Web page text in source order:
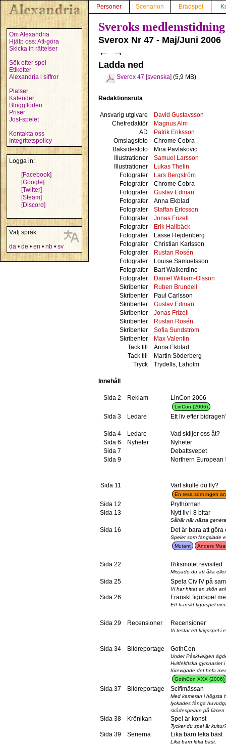
Om Alexandria
Hjälp oss: Att-göra
Skicka in rättelser
Sök efter spel
Etiketter
Alexandria i siffror
Platser
Kalender
Bloggflöden
Priser
Jost-spelet
Kontakta oss
Integritetspolicy
Logga in:
[Facebook]
[Google]
[Twitter]
[Steam]
[Discord]
Välj språk:
da • de • en • nb • sv
Personer Scenarion Brädspel
Sveroks medlemstidning
Sverox Nr 47 - Maj/Juni 2006
← →
Ladda ned
Sverox 47 [svenska] (5,9 MB)
Redaktionsruta
Ansvarig utgivare
David Gustavsson
Chefredaktör
Magnus Alm
AD
Patrik Eriksson
Omslagsfoto
Chrome Cobra
Baksidesfoto
Mira Pavlakovic
Illustrationer
Samuel Larsson
Illustrationer
Lukas Thelin
Fotografer
Lars Bergström
Fotografer
Chrome Cobra
Fotografer
Gustav Edman
Fotografer
Anna Ekblad
Fotografer
Staffan Ericsson
Fotografer
Jonas Frizell
Fotografer
Erik Hallbäck
Fotografer
Lasse Hejdenberg
Fotografer
Christian Karlsson
Fotografer
Rustan Rosén
Fotografer
Louise Samuelsson
Fotografer
Bart Walkerdine
Fotografer
Daniel William-Olsson
Skribenter
Ruben Brundell
Skribenter
Paul Carlsson
Skribenter
Gustav Edman
Skribenter
Jonas Frizell
Skribenter
Rustan Rosén
Skribenter
Sofia Sundström
Skribenter
Max Valentin
Tack till
Anna Ekblad
Tack till
Martin Söderberg
Tryck
Trydells, Laholm
Innehåll
Sida 2 Reklam LinCon 2006
LinCon (2006)
Sida 3 Ledare Ett liv efter
Sida 4 Ledare
Vad skiljer oss åt?
Sida 6
Nyheter
Nyheter
Sida 7
Debattsvepet
Sida 9
Northern European
Sida 11 Vart skulle du fly?
En resa som ingen
Sida 12
Prylhörnan
Sida 13
Nytt liv i 8 bitar
Såhär när nästa
Sida 16 Det är bara att göra
Spelet som fängslade
Mutant
Anders
Sida 22 Riksmötet revisited
Missade du att åka
Sida 25 Spela Civ IV på
Vi har hittat en skön
Sida 26 Franskt figurspel
Ett franskt figurspel
Sida 29 Recensioner Recensioner
Vi testar ett krigsspel i
Sida 34 Bildreportage GothCon
Under PåskHelgen
Hvitfeldtska gymnasiet
förevigade det hela
GothCon XXX (2006)
Sida 37 Bildreportage Scifimässan
Med kameran i högsta
lyckades fånga
skådespelare på filmen
Sida 38 Krönikan Spel är konst
Tycker du spel är
Sida 39 Serierna Lika barn leka bäst
Lika barn leka bäst.